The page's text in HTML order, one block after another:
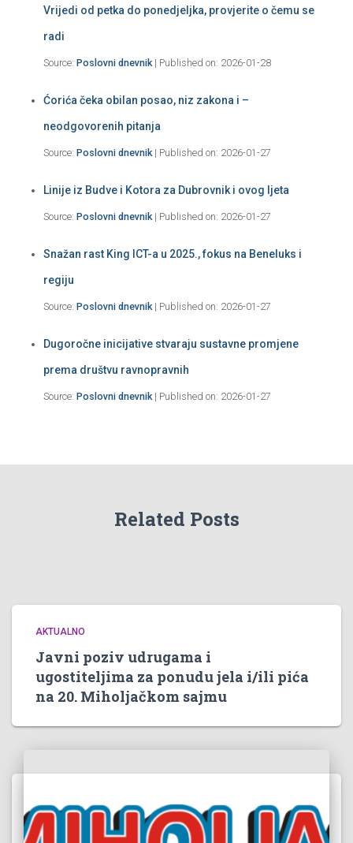
Vrijedi od petka do ponedjeljka, provjerite o čemu se
radi
Source: Poslovni dnevnik Published on: 2026-01-28
Ćorića čeka obilan posao, niz zakona i –
neodgovorenih pitanja
Source: Poslovni dnevnik Published on: 2026-01-27
Linije iz Budve i Kotora za Dubrovnik i ovog ljeta
Source: Poslovni dnevnik Published on: 2026-01-27
Snažan rast King ICT-a u 2025., fokus na Beneluks i
regiju
Source: Poslovni dnevnik Published on: 2026-01-27
Dugoročne inicijative stvaraju sustavne promjene
prema društvu ravnopravnih
Source: Poslovni dnevnik Published on: 2026-01-27
Related Posts
AKTUALNO
Javni poziv udrugama i
ugostiteljima za ponudu jela i/ili pića
na 20. Miholjačkom sajmu